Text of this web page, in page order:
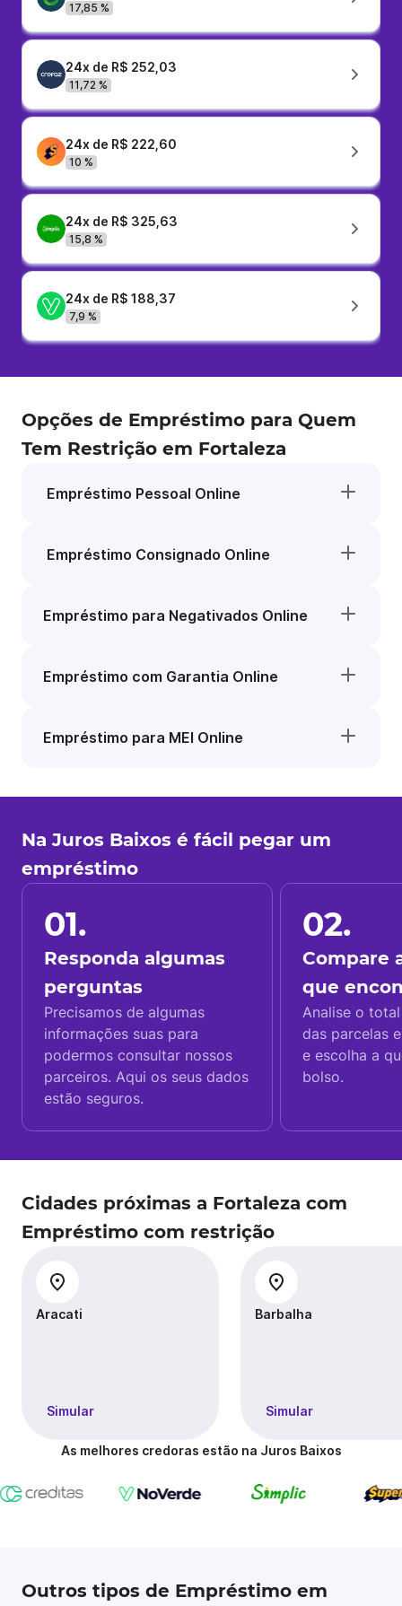
17,85 %
24x de R$ 252,03
11,72 %
24x de R$ 222,60
10 %
24x de R$ 325,63
15,8 %
24x de R$ 188,37
7,9 %
Opções de Empréstimo para Quem
Tem Restrição em Fortaleza
Empréstimo Pessoal Online
Empréstimo Consignado Online
Empréstimo para Negativados Online
Empréstimo com Garantia Online
Empréstimo para MEI Online
Na Juros Baixos é fácil pegar um
empréstimo
01.
Responda algumas
perguntas
Precisamos de algumas
informações suas para
podermos consultar nossos
parceiros. Aqui os seus dados
estão seguros.
02.
Compare
que
Analise o
das parcelas
e escolha a
bolso.
Cidades próximas a Fortaleza com
Empréstimo com restrição
Aracati
Simular
Barbalha
Simular
As melhores credoras estão na Juros Baixos
Outros tipos de Empréstimo em